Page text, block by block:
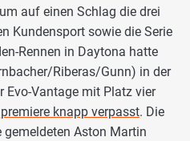
auf einen Schlag die drei
Kundensport sowie die Serie
Rennen in Daytona hatte
Riberas/Gunn) in der
Evo-Vantage mit Platz vier
knapp verpasst. Die
gemeldeten Aston Martin